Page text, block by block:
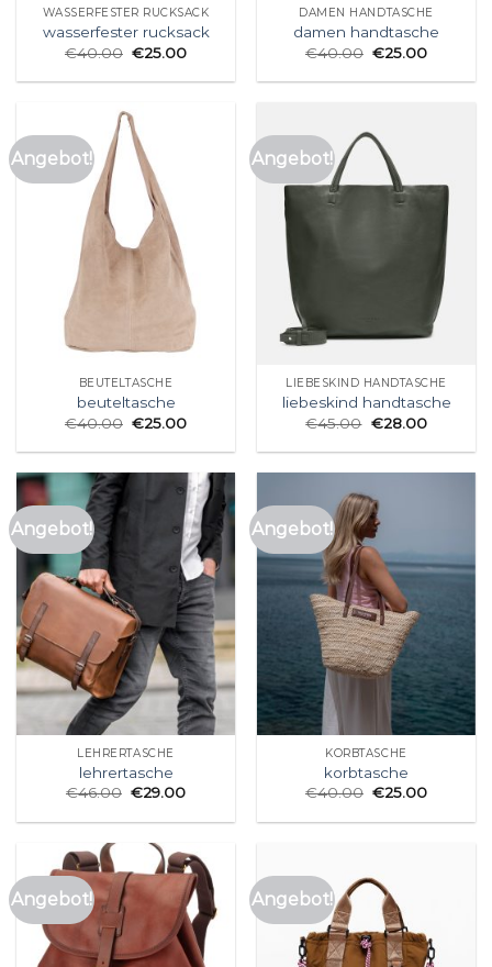
WASSERFESTER RUCKSACK
wasserfester rucksack
€40.00 €25.00
DAMEN HANDTASCHE
damen handtasche
€40.00 €25.00
Angebot!
BEUTELTASCHE
beuteltasche
€40.00 €25.00
Angebot!
LIEBESKIND HANDTASCHE
liebeskind handtasche
€45.00 €28.00
Angebot!
LEHRERTASCHE
lehrertasche
€46.00 €29.00
Angebot!
KORBTASCHE
korbtasche
€40.00 €25.00
Angebot! Angebot!